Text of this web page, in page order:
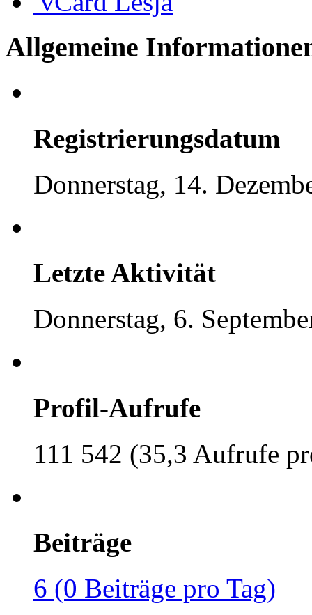
Allgemeine
Registrierungsdatum
Donnerstag, 14.
Letzte Aktivität
Donnerstag, 6.
Profil-Aufrufe
111 542 (35,3 Aufrufe
Beiträge
6 (0 Beiträge pro Tag)